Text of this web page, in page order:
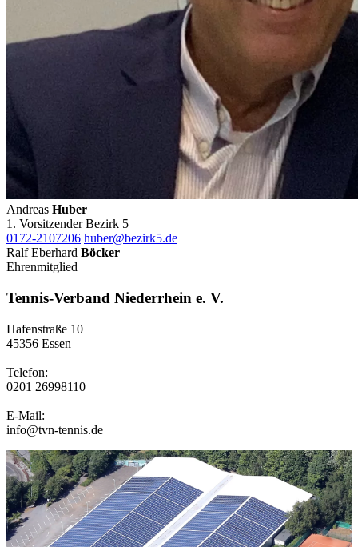
Andreas Huber
1. Vorsitzender Bezirk 5
0172-2107206 huber@bezirk5.de
Ralf Eberhard Böcker
Ehrenmitglied
Tennis-Verband Niederrhein e. V.
Hafenstraße 10
45356 Essen
Telefon:
0201 26998110
E-Mail:
info@tvn-tennis.de